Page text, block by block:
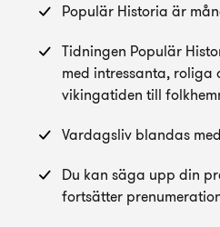
Populär Historia är
Tidningen Populär
med intressanta,
vikingatiden till
Vardagsliv blandas
Du kan säga upp din
fortsätter